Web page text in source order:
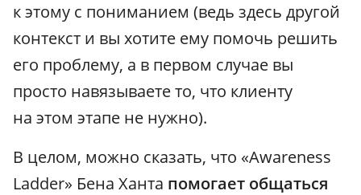
к этому с пониманием (ведь здесь другой
контекст и вы хотите ему помочь решить
его проблему, а в первом случае вы
просто навязываете то, что клиенту
на этом этапе не нужно).
В целом, можно сказать, что «Awareness
Ladder» Бена Ханта помогает общаться